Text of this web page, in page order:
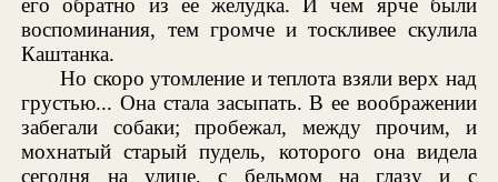
его обратно из ее желудка. И чем ярче были
воспоминания, тем громче и тоскливее скулила
Каштанка.
Но скоро утомление и теплота взяли верх над
грустью... Она стала засыпать. В ее воображении
забегали собаки; пробежал, между прочим, и
мохнатый старый пудель, которого она видела
сегодня на улице, с бельмом на глазу и с